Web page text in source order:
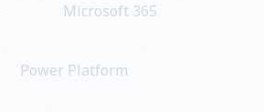
Microsoft 365
Power Platform